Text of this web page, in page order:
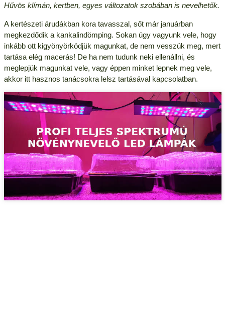
Hűvös klímán, kertben, egyes változatok szobában is nevelhetők.
A kertészeti árudákban kora tavasszal, sőt már januárban
megkezdődik a kankalindömping. Sokan úgy vagyunk vele, hogy
inkább ott kigyönyörködjük magunkat, de nem vesszük meg, mert
tartása elég macerás! De ha nem tudunk neki ellenállni, és
meglepjük magunkat vele, vagy éppen minket lepnek meg vele,
akkor itt hasznos tanácsokra lelsz tartásával kapcsolatban.